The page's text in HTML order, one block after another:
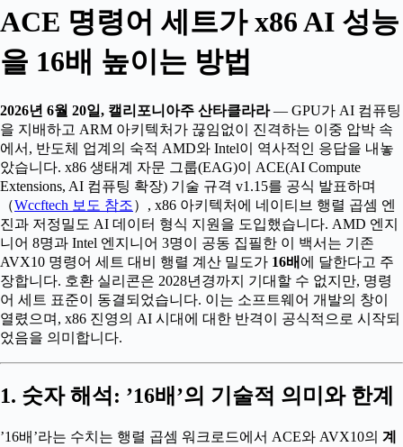
ACE 명령어 세트가 x86 AI 성능
을 16배 높이는 방법
2026년 6월 20일, 캘리포니아주 산타클라라— GPU가 AI 컴퓨팅
을 지배하고 ARM 아키텍처가 끊임없이 진격하는 이중 압박 속
에서, 반도체 업계의 숙적 AMD와 Intel이 역사적인 응답을 내놓
았습니다. x86 생태계 자문 그룹(EAG)이 ACE(AI Compute
Extensions, AI 컴퓨팅 확장) 기술 규격 v1.15를 공식 발표하며
（Wccftech 보도 참조）, x86 아키텍처에 네이티브 행렬 곱셈 엔
진과 저정밀도 AI 데이터 형식 지원을 도입했습니다. AMD 엔지
니어 8명과 Intel 엔지니어 3명이 공동 집필한 이 백서는 기존
AVX10 명령어 세트 대비 행렬 계산 밀도가 16배 에 달한다고 주
장합니다. 호환 실리콘은 2028년경까지 기대할 수 없지만, 명령
어 세트 표준이 동결되었습니다. 이는 소프트웨어 개발의 창이
열렸으며, x86 진영의 AI 시대에 대한 반격이 공식적으로 시작되
었음을 의미합니다.
1. 숫자 해석: ’16배’의 기술적 의미와 한계
’16배’라는 수치는 행렬 곱셈 워크로드에서 ACE와 AVX10의 계